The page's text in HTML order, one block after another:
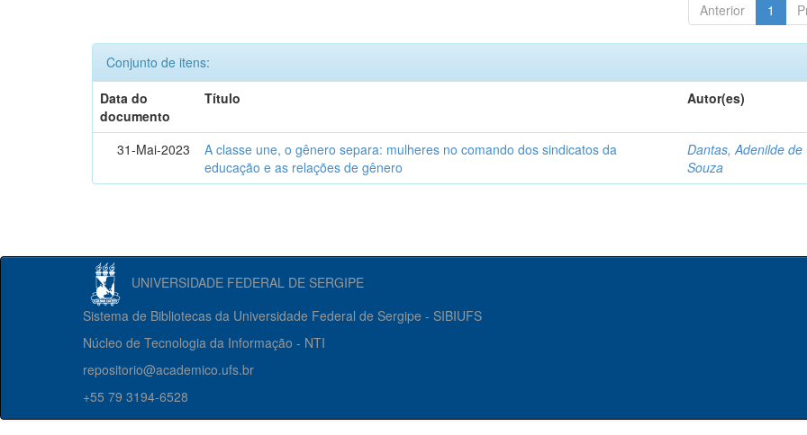
Anterior 1
Conjunto de itens:
Data do
documento
Título Autor(es)
31-Mai-2023
A classe une, o gênero separa: mulheres no comando dos sindicatos da
educação e as relações de gênero
Dantas, Adenilde de
Souza
UNIVERSIDADE FEDERAL DE SERGIPE
Sistema de Bibliotecas da Universidade Federal de Sergipe - SIBIUFS
Núcleo de Tecnologia da Informação - NTI
repositorio@academico.ufs.br
+55 79 3194-6528